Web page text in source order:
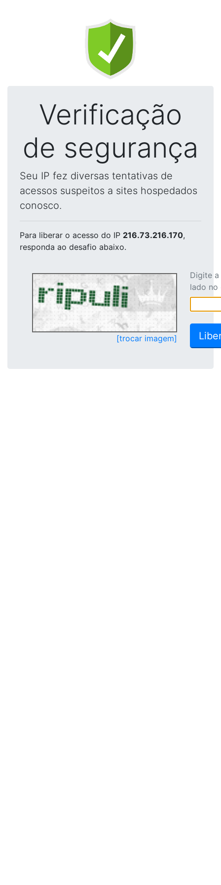
Verificação
de segurança
Seu IP fez diversas tentativas de
acessos suspeitos a sites hospedados
conosco.
Para liberar o acesso do IP 216.73.216.170,
responda ao desafio abaixo.
[trocar imagem]
Digite
lado no